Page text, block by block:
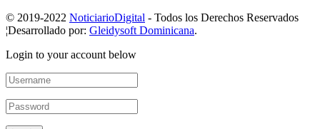
© 2019-2022 NoticiarioDigital - Todos los Derechos Reservados
¦Desarrollado por: Gleidysoft Dominicana.
Login to your account below